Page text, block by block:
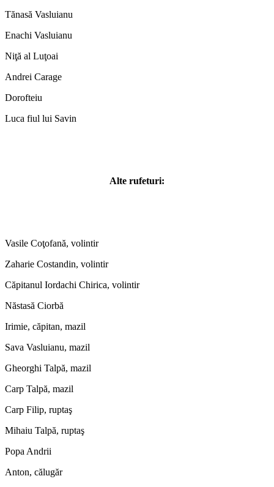
Tănasă Vasluianu
Enachi Vasluianu
Niţă al Luţoai
Andrei Carage
Dorofteiu
Luca fiul lui Savin
Alte rufeturi:
Vasile Coţofană, volintir
Zaharie Costandin, volintir
Căpitanul Iordachi Chirica, volintir
Năstasă Ciorbă
Irimie, căpitan, mazil
Sava Vasluianu, mazil
Gheorghi Talpă, mazil
Carp Talpă, mazil
Carp Filip, ruptaş
Mihaiu Talpă, ruptaş
Popa Andrii
Anton, călugăr